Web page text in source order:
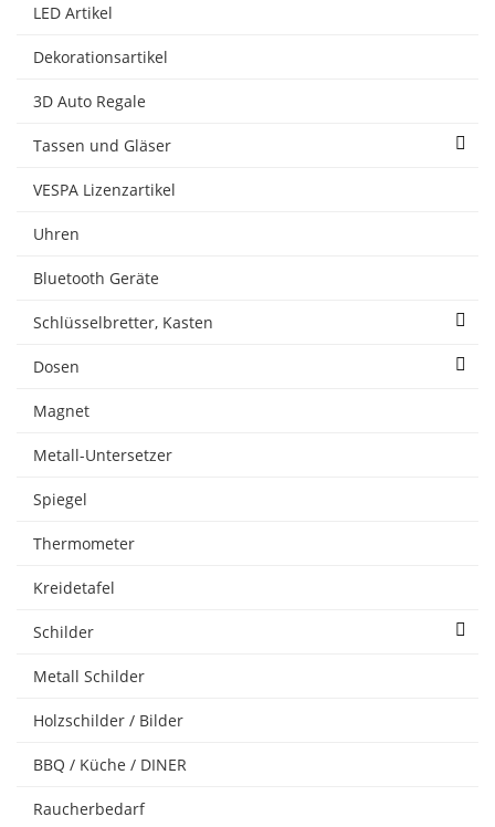
LED Artikel
Dekorationsartikel
3D Auto Regale
Tassen und Gläser
VESPA Lizenzartikel
Uhren
Bluetooth Geräte
Schlüsselbretter, Kasten
Dosen
Magnet
Metall-Untersetzer
Spiegel
Thermometer
Kreidetafel
Schilder
Metall Schilder
Holzschilder / Bilder
BBQ / Küche / DINER
Raucherbedarf